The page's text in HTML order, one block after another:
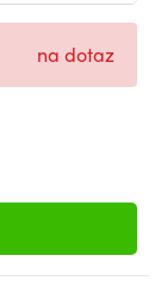
na dotaz